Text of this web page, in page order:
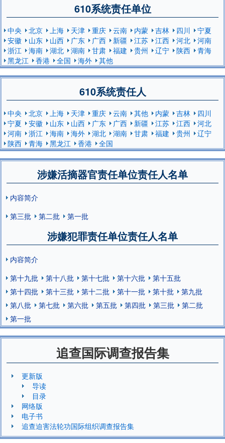
610系统责任单位
中央 北京 上海 天津 重庆 云南 内蒙 吉林 四川
宁夏
安徽
山东 山西 广东 广西 新疆 江苏 江西 河北
河南
浙江
海南 湖北 湖南 甘肃 福建 贵州 辽宁 陕西
青海
黑龙江
香港 全国 海外 其他
610系统责任人
中央 北京 上海 天津 重庆 云南 其他 内蒙 吉林
四川
宁夏
安徽 山东 山西 广东 广西 新疆 江苏 江西
河北
河南
浙江 海南 海外 湖北 湖南 甘肃 福建 贵州
辽宁
陕西
青海 黑龙江 香港 全国
涉嫌活摘器官责任单位责任人名单
内容简介
第三批
第二批 第一批
涉嫌犯罪责任单位责任人名单
内容简介
第十九批
第十八批 第十七批 第十六批
第十五批
第十四批
第十三批 第十二批 第十一批 第十批
第九批
第八批
第七批 第六批 第五批 第四批 第三批
第二批
第一批
追查国际调查报告集
更新版
导读
目录
网络版
电子书
追查迫害法轮功国际组织调查报告集